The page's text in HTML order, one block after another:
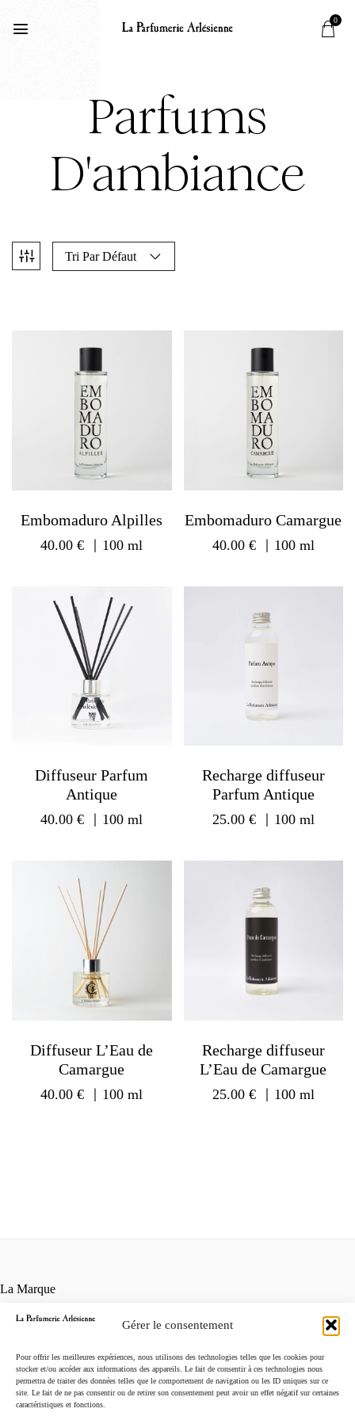
Gérer le consentement
Pour offrir les meilleures expériences, nous utilisons des technologies telles que les cookies pour
stocker et/ou accéder aux informations des appareils. Le fait de consentir à ces technologies nous
permettra de traiter des données telles que le comportement de navigation ou les ID uniques sur ce
site. Le fait de ne pas consentir ou de retirer son consentement peut avoir un effet négatif sur certaines
caractéristiques et fonctions.
0
Parfums
D'ambiance
Tri Par Défaut
Embomaduro Alpilles
40.00€ ｜100 ml
Embomaduro Camargue
40.00 € ｜100 ml
Diffuseur Parfum
Antique
40.00€ ｜100 ml
Recharge diffuseur
Parfum Antique
25.00 € ｜100 ml
Diffuseur L’Eau de
Camargue
40.00€ ｜100 ml
Recharge diffuseur
L’Eau de Camargue
25.00 € ｜100 ml
La Marque
Conditions générales de vente
Mentions légales
Instagram